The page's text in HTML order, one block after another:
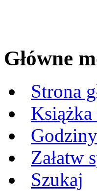
Główne
Strona
Załatw
Szukaj